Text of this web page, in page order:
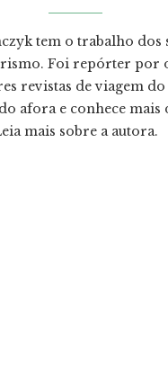
tem o trabalho dos
Foi repórter por
revistas de viagem
afora e conhece mais
mais sobre a autora.